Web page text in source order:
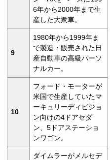
6年から2000年まで生
産した大衆車。
9
1980年から1999年ま
で製造・販売された日
産自動車の高級パーソ
ナルカー。
10
フォード・モーターが
米国で生産していたマ
ーキュリーディビジョ
ン向けの4ドアセダ
ン、5ドアステーショ
ンワゴン。
ダイムラーがメルセデ